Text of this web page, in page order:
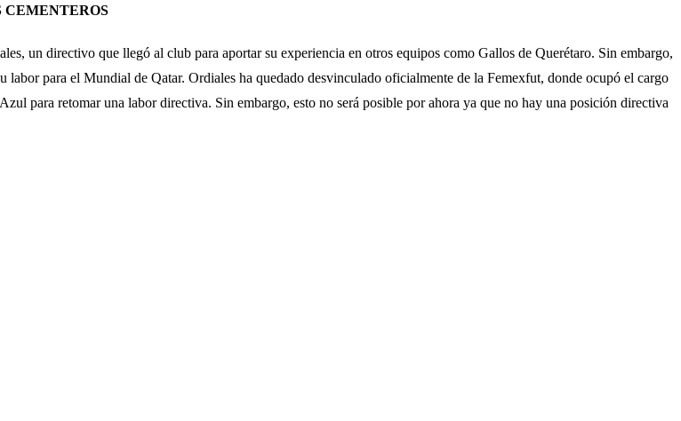
CEMENTEROS
un directivo que llegó al club para aportar su experiencia en otros equipos como Gallos de Querétaro. Sin embargo,
para el Mundial de Qatar. Ordiales ha quedado desvinculado oficialmente de la Femexfut, donde ocupó el cargo
para retomar una labor directiva. Sin embargo, esto no será posible por ahora ya que no hay una posición directiva